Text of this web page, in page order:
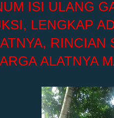
ISI ULANG
LENGKAP
RINCIAN
ALATNYA